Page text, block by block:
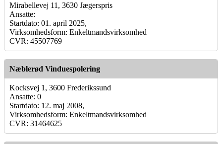
Mirabellevej 11, 3630 Jægerspris
Ansatte:
Startdato: 01. april 2025,
Virksomhedsform: Enkeltmandsvirksomhed
CVR: 45507769
Næblerød Vinduespolering
Kocksvej 1, 3600 Frederikssund
Ansatte: 0
Startdato: 12. maj 2008,
Virksomhedsform: Enkeltmandsvirksomhed
CVR: 31464625